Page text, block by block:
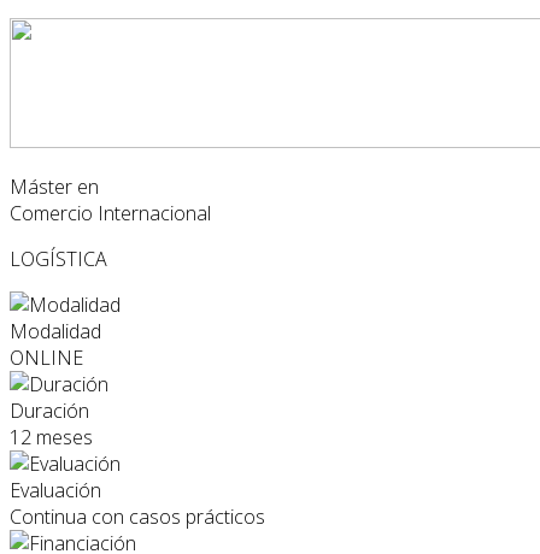
Máster en
Comercio Internacional
LOGÍSTICA
Modalidad
ONLINE
Duración
12 meses
Evaluación
Continua con casos prácticos